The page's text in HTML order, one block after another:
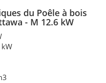
du Poêle à bois
- M 12.6 kW